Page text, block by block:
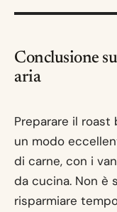
Conclusione
aria
Preparare il roast
un modo
di carne, con i
da cucina. Non è
risparmiare